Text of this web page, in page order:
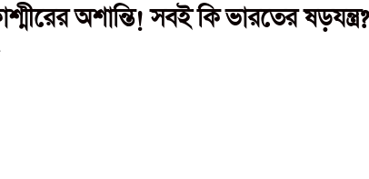
অশান্তি! সবই কি ভারতের ষড়যন্ত্র?